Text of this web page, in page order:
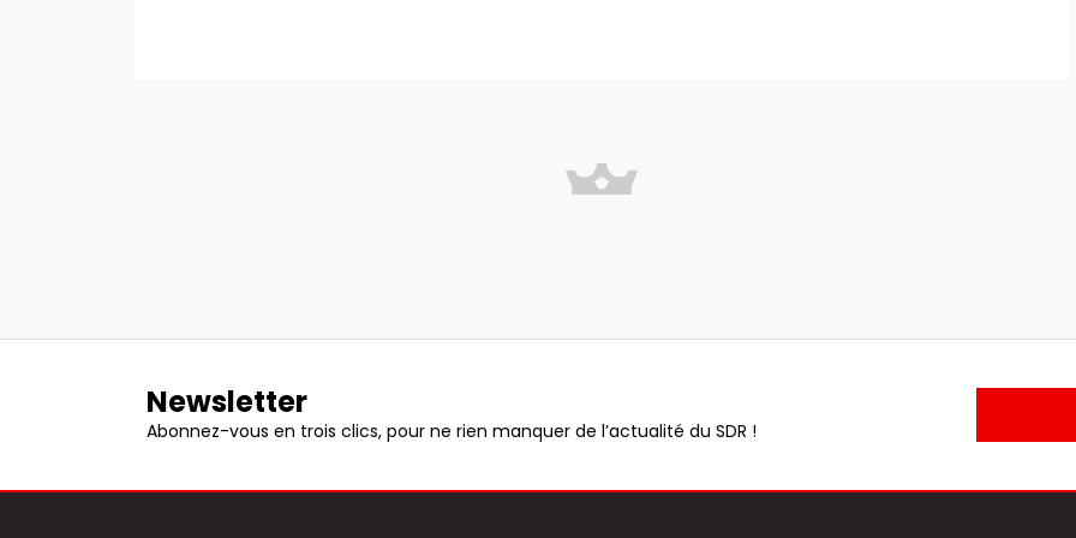
Newsletter
Abonnez-vous en trois clics, pour ne rien manquer de l’actualité du SDR !